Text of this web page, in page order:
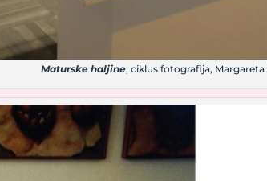
Maturske haljine, ciklus fotografija, Margareta